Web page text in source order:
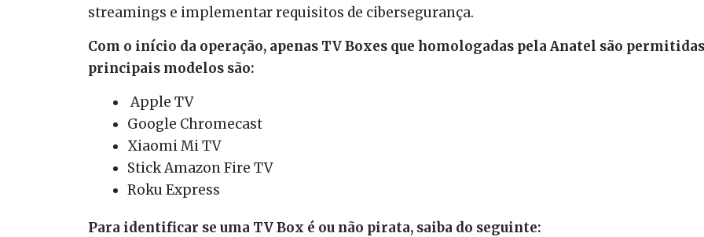
streamings e implementar requisitos de cibersegurança.
Com o início da operação, apenas TV Boxes que homologadas pela Anatel são
principais modelos são:
Apple TV
Google Chromecast
Xiaomi Mi TV
Stick Amazon Fire TV
Roku Express
Para identificar se uma TV Box é ou não pirata, saiba do seguinte: